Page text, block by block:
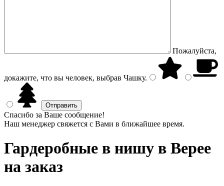
Пожалуйста,
докажите, что вы человек, выбрав Чашку.
Спасибо за Ваше сообщение!
Наш менеджер свяжется с Вами в ближайшее время.
Гардеробные в нишу в Верее
на заказ